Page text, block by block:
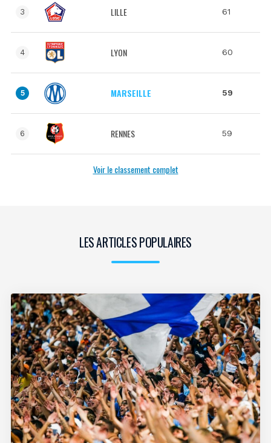
3 LILLE 61
4 LYON 60
5 MARSEILLE 59
6 RENNES 59
Voir le classement complet
LES ARTICLES POPULAIRES